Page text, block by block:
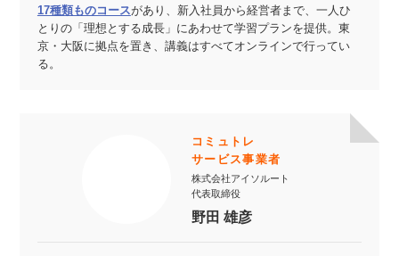
17種類ものコースがあり、新入社員から経営者まで、一人ひ
とりの「理想とする成長」にあわせて学習プランを提供。東
京・大阪に拠点を置き、講義はすべてオンラインで行ってい
る。
コミュトレ
サービス事業者
株式会社アイソルート
代表取締役
野田 雄彦